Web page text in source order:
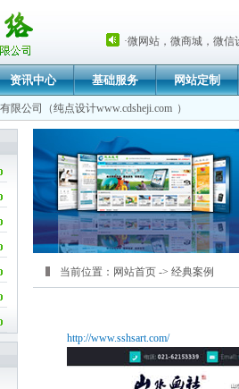
·微网站，微商城，微信
·上海纯点网络科技有限
·专业网站建设，网站维
·上海纯点网络科技有限
资讯中心 基础服务 网站定制
限公司（纯点设计www.cdsheji.com ）
当前位置： 网站首页 -> 经典案例
http://www.sshsart.com/